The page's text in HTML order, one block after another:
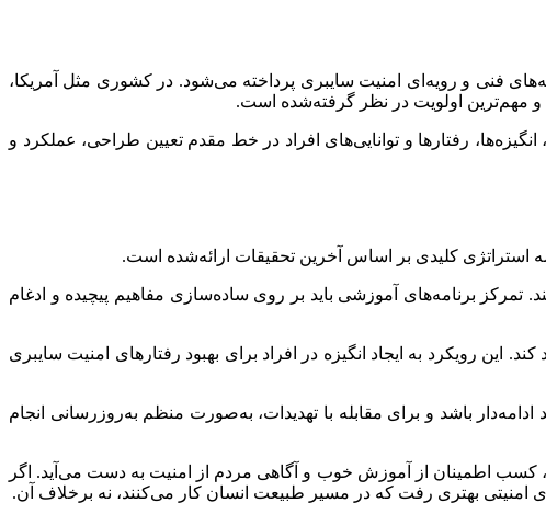
فنی و رویه‌ای امنیت سایبری پرداخته می‌شود. در کشوری مثل آمریکا،
و مهم‌ترین اولویت در نظر گرفته‌شده است.
رفتارها و توانایی‌های افراد در خط مقدم تعیین طراحی، عملکرد و
استراتژی کلیدی بر اساس آخرین تحقیقات ارائه‌شده است.
برنامه‌های آموزشی باید بر روی ساده‌سازی مفاهیم پیچیده و ادغام
این رویکرد به ایجاد انگیزه در افراد برای بهبود رفتارهای امنیت سایبری
باشد و برای مقابله با تهدیدات، به‌صورت منظم به‌روزرسانی انجام
کسب اطمینان از آموزش خوب و آگاهی مردم از امنیت به دست می‌آید. اگر
بهتری رفت که در مسیر طبیعت انسان کار می‌کنند، نه برخلاف آن.